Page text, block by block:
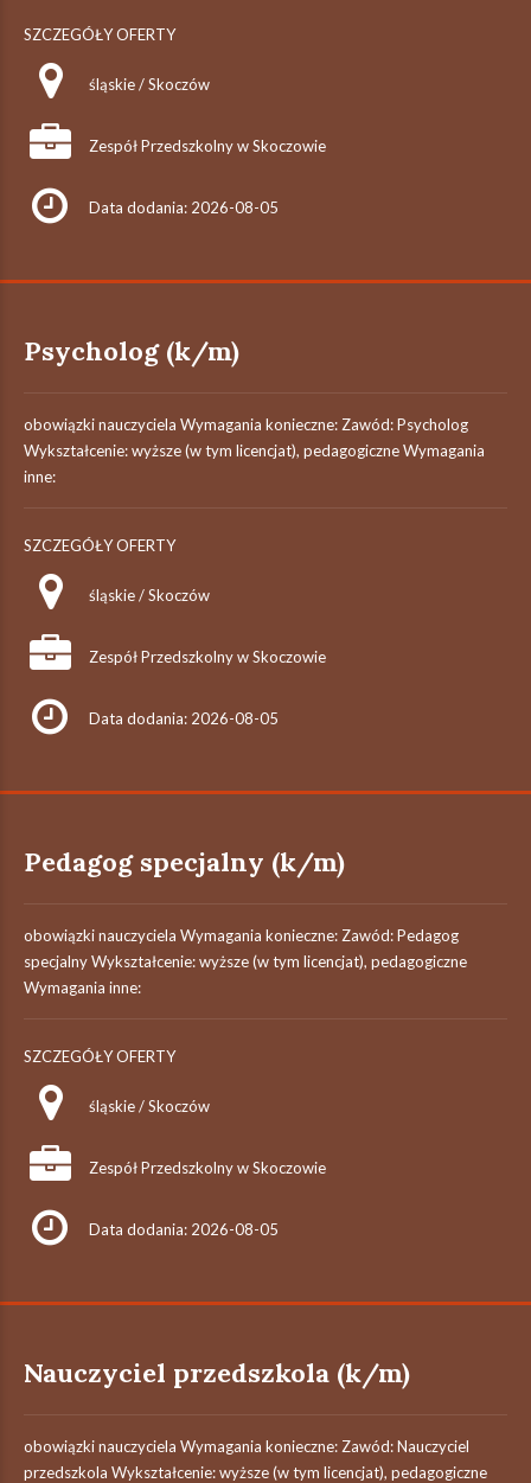
SZCZEGÓŁY OFERTY
śląskie / Skoczów
Zespół Przedszkolny w Skoczowie
Data dodania: 2026-08-05
Psycholog (k/m)
obowiązki nauczyciela Wymagania konieczne: Zawód: Psycholog
Wykształcenie: wyższe (w tym licencjat), pedagogiczne Wymagania
inne:
SZCZEGÓŁY OFERTY
śląskie / Skoczów
Zespół Przedszkolny w Skoczowie
Data dodania: 2026-08-05
Pedagog specjalny (k/m)
obowiązki nauczyciela Wymagania konieczne: Zawód: Pedagog
specjalny Wykształcenie: wyższe (w tym licencjat), pedagogiczne
Wymagania inne:
SZCZEGÓŁY OFERTY
śląskie / Skoczów
Zespół Przedszkolny w Skoczowie
Data dodania: 2026-08-05
Nauczyciel przedszkola (k/m)
obowiązki nauczyciela Wymagania konieczne: Zawód: Nauczyciel
przedszkola Wykształcenie: wyższe (w tym licencjat), pedagogiczne